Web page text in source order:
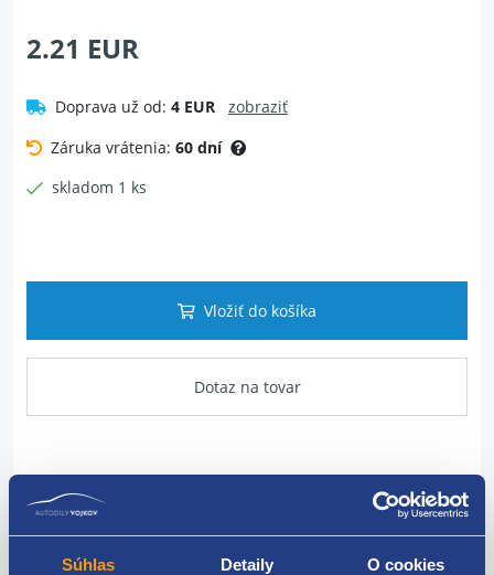
Súhlas Detaily O cookies
2.21 EUR
Doprava už od: 4 EUR
zobraziť
Záruka vrátenia: 60 dní
skladom 1 ks
Vložiť do košíka
Dotaz na tovar
Popis produktu